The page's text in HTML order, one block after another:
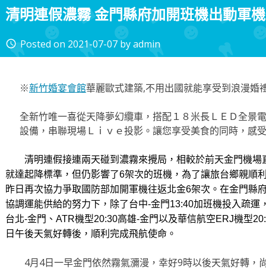
清明連假濃霧 金門縣府加開班機出動軍
access_time Posted on 2021-07-07 byadmin
※新竹婚宴會館華麗歐式建築,不用出國就能享受到浪漫婚
全新竹唯一喜從天降夢幻纜車，搭配１８米長ＬＥＤ全景
設備，串聯現場Ｌｉｖｅ投影。讓您享受美食的同時，感
清明連假接連兩天碰到濃霧來攪局，相較於前天金門機場
就達起降標準，但仍影響了6架次的班機，為了讓旅台鄉親順
昨日再次協力爭取國防部加開軍機往返北金6架次。在金門縣
協調運能供給的努力下，除了台中-金門13:40加班機投入疏運
台北-金門、ATR機型20:30高雄-金門以及華信航空ERJ機型
日午後天氣好轉後，順利完成飛航使命。
4月4日一早金門依然霧氣瀰漫，幸好9時以後天氣好轉，